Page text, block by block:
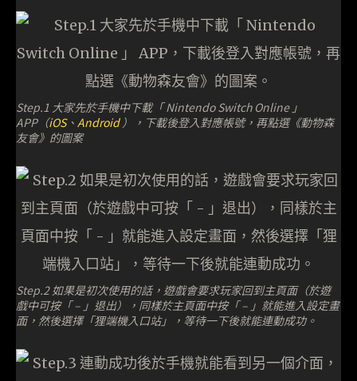
Step.1 大家先於手機中下載「 Nintendo Switch Online 」
APP（iOS、 Android），下載後登入對應帳號，再點選《動物森
友會》的圖案
Step.2 如果是初次使用的話，遊戲會要求玩家回到主頁面（於遊
戲中可按「 – 」退出），同樣於主頁面中按「 – 」就能進入設定畫
面，然後選擇「狸端機入口站」，等待一下後就能連動成功。